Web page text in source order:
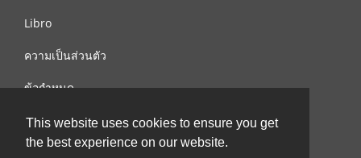
This website uses cookies to ensure you get
the best experience on our website.
Libro
ความเป็นส่วนตัว
ข้อกำหนด
ติดต่อเรา